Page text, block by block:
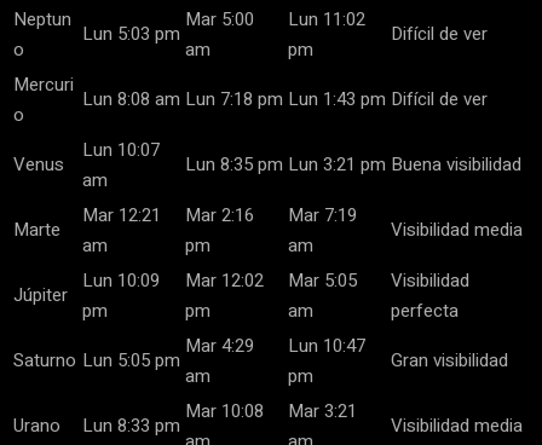
Neptun
o
Lun 5:03 pm
Mar 5:00
am
Lun 11:02
pm
Difícil de ver
Mercuri
o
Lun 8:08 am Lun 7:18 pm Lun 1:43 pm Difícil de ver
Venus
Lun 10:07
am
Lun 8:35 pm Lun 3:21 pm Buena visibilidad
Marte
Mar 12:21
am
Mar 2:16
pm
Mar 7:19
am
Visibilidad media
Júpiter
Lun 10:09
pm
Mar 12:02
pm
Mar 5:05
am
Visibilidad
perfecta
Saturno Lun 5:05 pm
Mar 4:29
am
Lun 10:47
pm
Gran visibilidad
Urano Lun 8:33 pm
Mar 10:08
Mar 3:21
Visibilidad media